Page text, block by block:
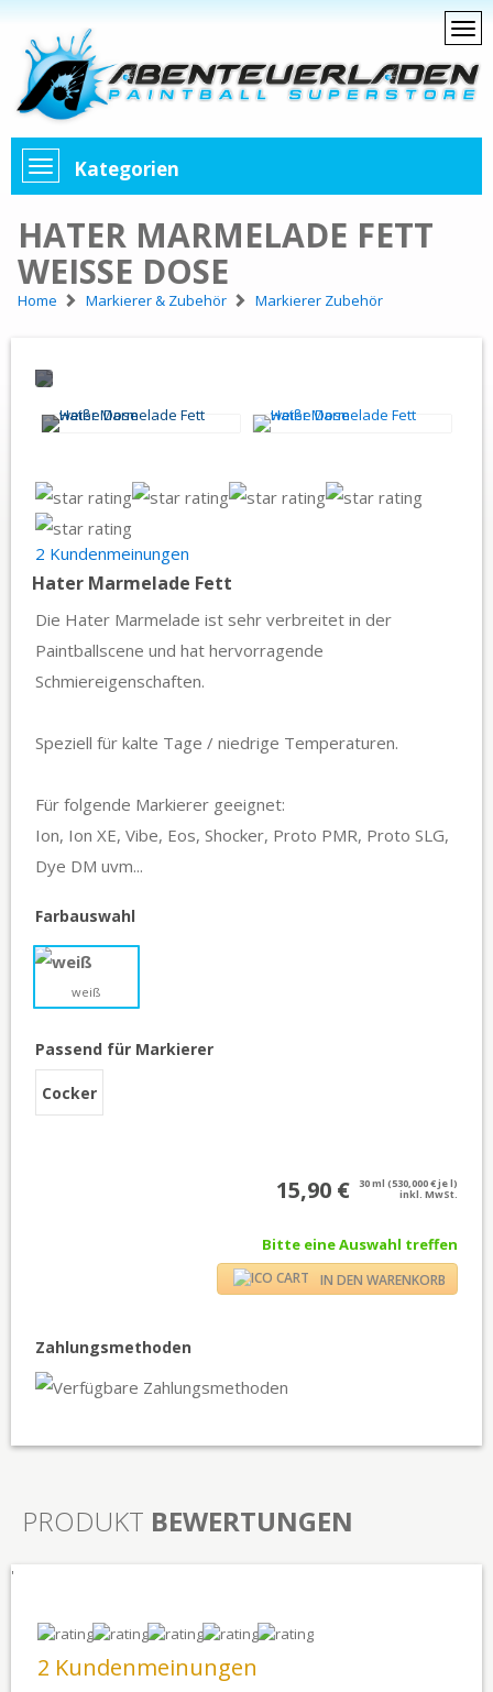
Kategorien
HATER MARMELADE FETT
WEISSE DOSE
Home Markierer & Zubehör Markierer Zubehör
2 Kundenmeinungen
Hater Marmelade Fett
Die Hater Marmelade ist sehr verbreitet in der
Paintballscene und hat hervorragende
Schmiereigenschaften.
Speziell für kalte Tage / niedrige Temperaturen.
Für folgende Markierer geeignet:
Ion, Ion XE, Vibe, Eos, Shocker, Proto PMR, Proto SLG,
Dye DM uvm...
Farbauswahl
weiß
Passend für Markierer
Cocker
15,90 € 30 ml (530,000 € je l)
inkl. MwSt.
Bitte eine Auswahl treffen
IN DEN WARENKORB
Zahlungsmethoden
PRODUKT BEWERTUNGEN
'
2 Kundenmeinungen